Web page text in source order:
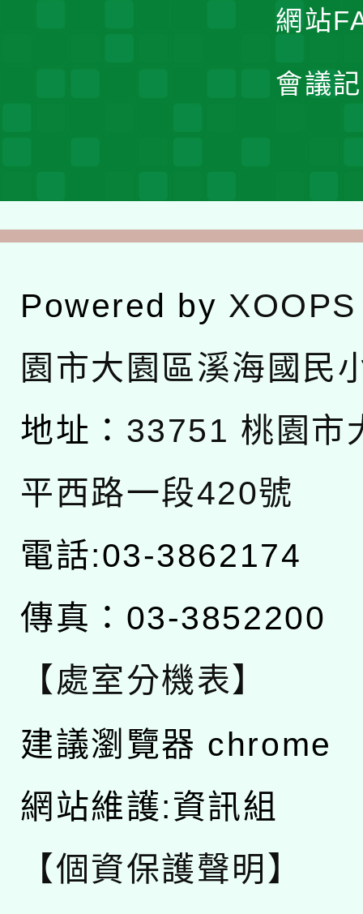
網站
會議
Powered by XOOPS
園市大園區溪海國民
地址： 33751 桃園市
平西路一段420號
電話:03-3862174
傳真：03-3852200
【處室分機表】
建議瀏覽器 chrome
網站維護:資訊組
【個資保護聲明】